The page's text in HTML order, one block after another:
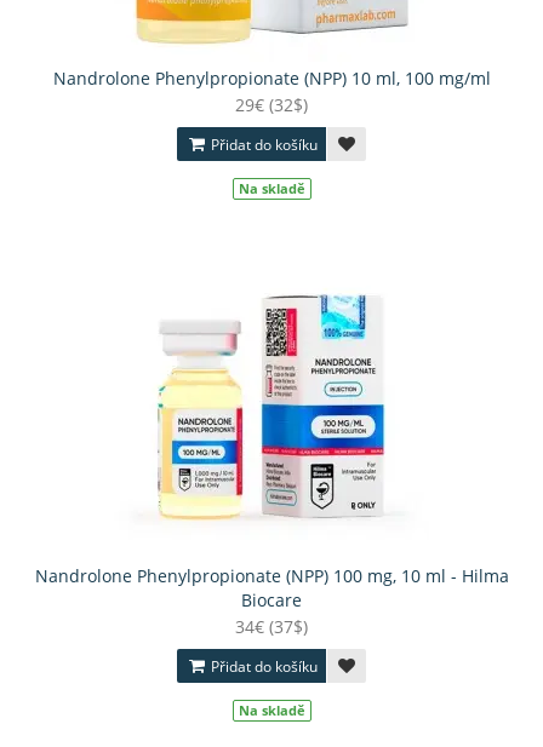
Nandrolone Phenylpropionate (NPP) 10 ml, 100 mg/ml
29€ (32$)
Přidat do košíku
Na skladě
Nandrolone Phenylpropionate (NPP) 100 mg, 10 ml - Hilma
Biocare
34€ (37$)
Přidat do košíku
Na skladě